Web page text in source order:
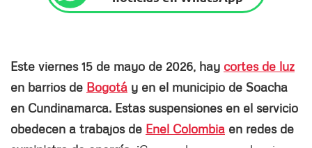
Este viernes 15 de mayo de 2026, hay cortes de luz
en barrios de Bogotá y en el municipio de Soacha
en Cundinamarca. Estas suspensiones en el servicio
obedecen a trabajos de Enel Colombia en redes de